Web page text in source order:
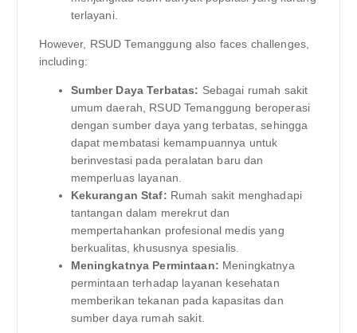
terlayani.
However, RSUD Temanggung also faces challenges,
including:
Sumber Daya Terbatas: Sebagai rumah sakit
umum daerah, RSUD Temanggung beroperasi
dengan sumber daya yang terbatas, sehingga
dapat membatasi kemampuannya untuk
berinvestasi pada peralatan baru dan
memperluas layanan.
Kekurangan Staf: Rumah sakit menghadapi
tantangan dalam merekrut dan
mempertahankan profesional medis yang
berkualitas, khususnya spesialis.
Meningkatnya Permintaan: Meningkatnya
permintaan terhadap layanan kesehatan
memberikan tekanan pada kapasitas dan
sumber daya rumah sakit.